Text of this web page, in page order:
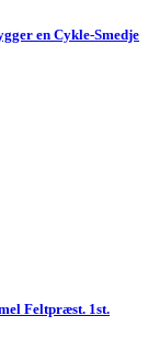
en Cykle-Smedje
Feltpræst. 1st.